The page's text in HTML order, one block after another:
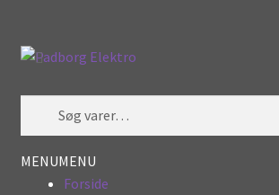
Spring
navigation
Spring
indhold
Søg
MENUMENU
Forside